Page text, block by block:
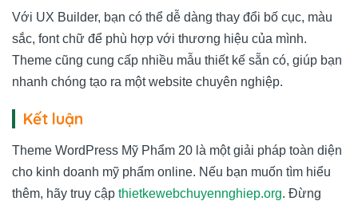
Với UX Builder, bạn có thể dễ dàng thay đổi bố cục, màu
sắc, font chữ để phù hợp với thương hiệu của mình.
Theme cũng cung cấp nhiều mẫu thiết kế sẵn có, giúp bạn
nhanh chóng tạo ra một website chuyên nghiệp.
Kết luận
Theme WordPress Mỹ Phẩm 20 là một giải pháp toàn diện
cho kinh doanh mỹ phẩm online. Nếu bạn muốn tìm hiểu
thêm, hãy truy cập thietkewebchuyennghiep.org. Đừng